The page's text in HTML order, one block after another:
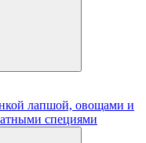
лапшой, овощами и
специями